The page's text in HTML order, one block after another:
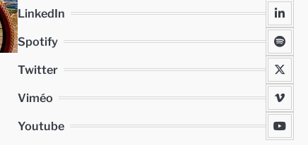
LinkedIn
Spotify
Twitter
Viméo
Youtube